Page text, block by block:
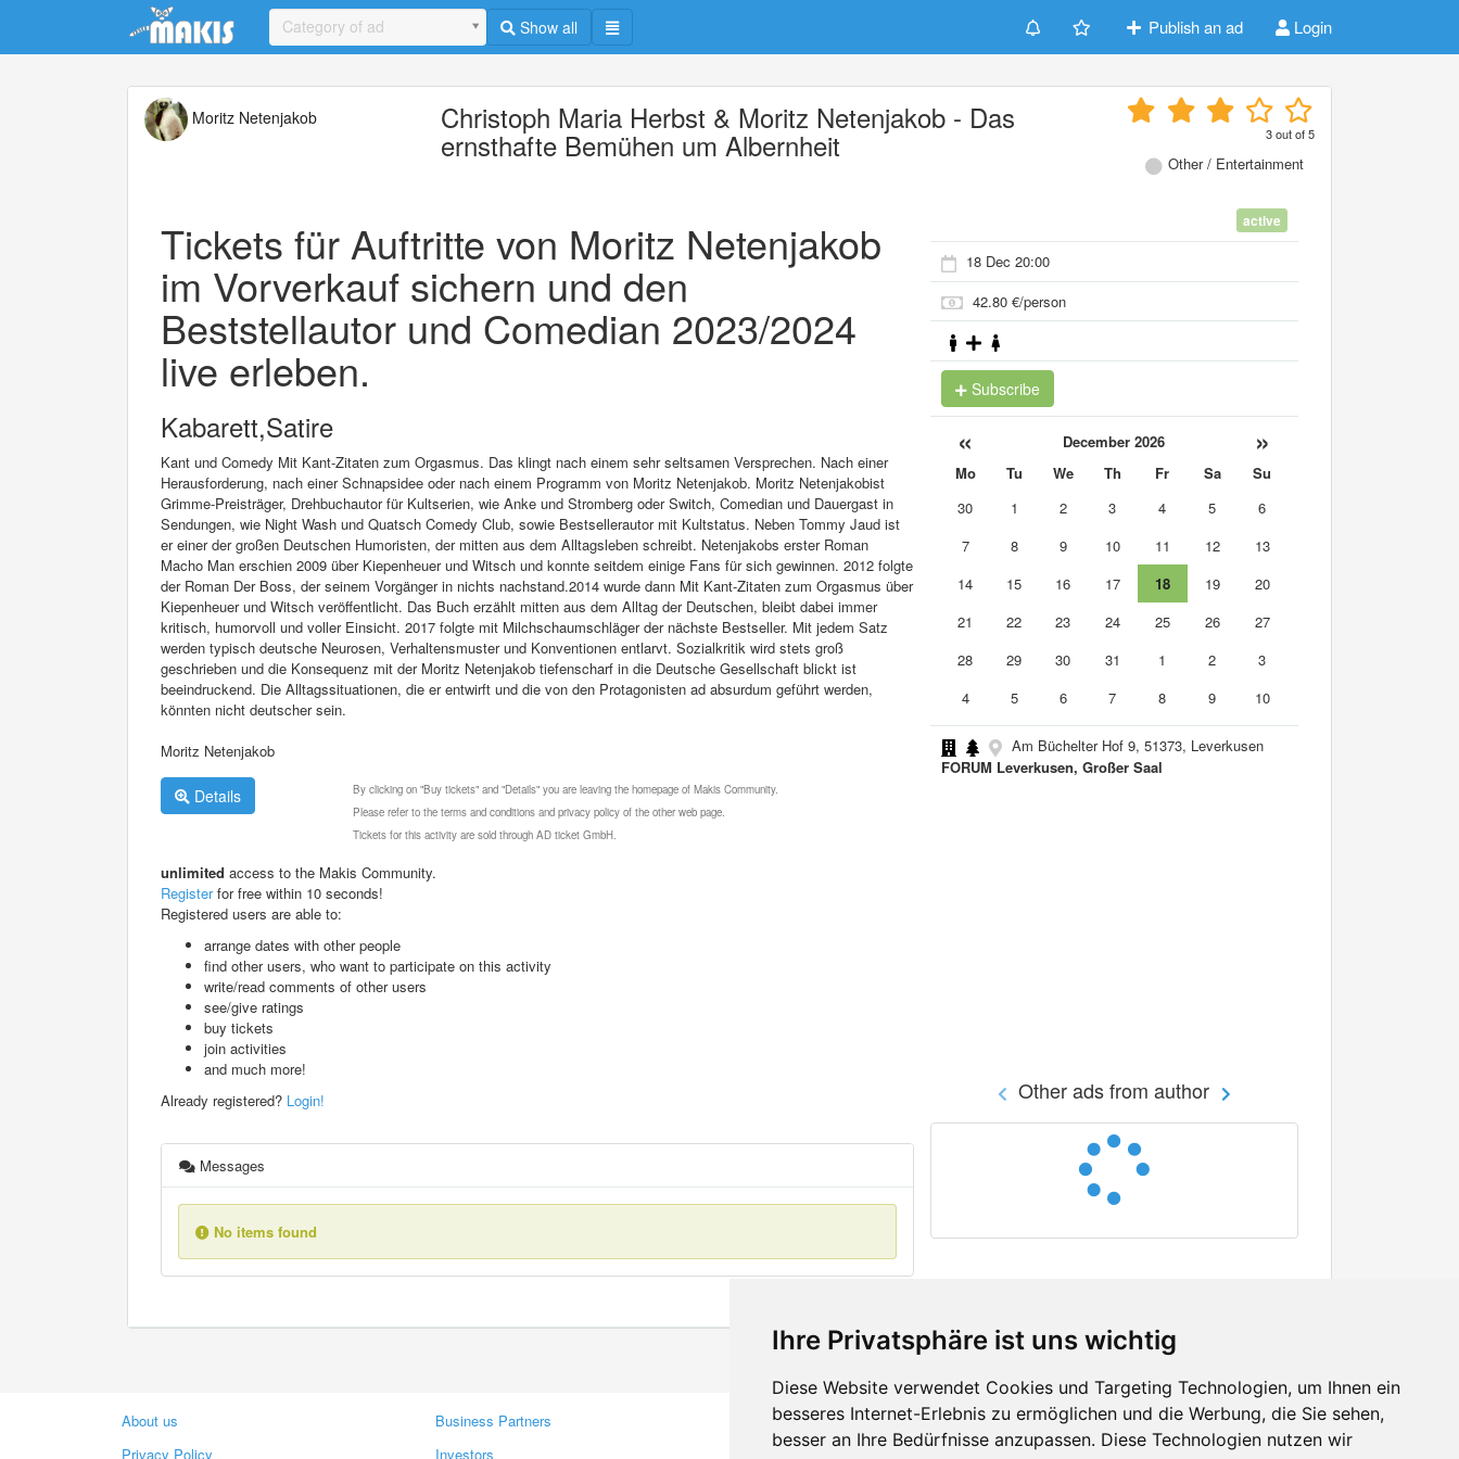
Ihre Privatsphäre ist uns wichtig
Diese Website verwendet Cookies und Targeting Technologien, um Ihnen ein
besseres Internet-Erlebnis zu ermöglichen und die Werbung, die Sie sehen,
besser an Ihre Bedürfnisse anzupassen. Diese Technologien nutzen wir
Update cookies preferences
Category of ad Show all Publish an ad Login
Moritz Netenjakob Christoph Maria Herbst & Moritz Netenjakob - Das
ernsthafte Bemühen um Albernheit 3out of5
Other / Entertainment
Tickets für Auftritte von Moritz Netenjakob
im Vorverkauf sichern und den
Beststellautor und Comedian 2023/2024
live erleben.
Kabarett,Satire
Kant und Comedy Mit Kant-Zitaten zum Orgasmus. Das klingt nach einem sehr seltsamen Versprechen. Nach einer
Herausforderung, nach einer Schnapsidee oder nach einem Programm von Moritz Netenjakob. Moritz Netenjakobist
Grimme-Preisträger, Drehbuchautor für Kultserien, wie Anke und Stromberg oder Switch, Comedian und Dauergast in
Sendungen, wie Night Wash und Quatsch Comedy Club, sowie Bestsellerautor mit Kultstatus. Neben Tommy Jaud ist
er einer der großen Deutschen Humoristen, der mitten aus dem Alltagsleben schreibt. Netenjakobs erster Roman
Macho Man erschien 2009 über Kiepenheuer und Witsch und konnte seitdem einige Fans für sich gewinnen. 2012 folgte
der Roman Der Boss, der seinem Vorgänger in nichts nachstand.2014 wurde dann Mit Kant-Zitaten zum Orgasmus über
Kiepenheuer und Witsch veröffentlicht. Das Buch erzählt mitten aus dem Alltag der Deutschen, bleibt dabei immer
kritisch, humorvoll und voller Einsicht. 2017 folgte mit Milchschaumschläger der nächste Bestseller. Mit jedem Satz
werden typisch deutsche Neurosen, Verhaltensmuster und Konventionen entlarvt. Sozialkritik wird stets groß
geschrieben und die Konsequenz mit der Moritz Netenjakob tiefenscharf in die Deutsche Gesellschaft blickt ist
beeindruckend. Die Alltagssituationen, die er entwirft und die von den Protagonisten ad absurdum geführt werden,
könnten nicht deutscher sein.
Moritz Netenjakob
Details
By clicking on "Buy tickets" and "Details" you are leaving the homepage of Makis Community.
Please refer to the terms and conditions and privacy policy of the other web page.
Tickets for this activity are sold through AD ticket GmbH.
unlimited access to the Makis Community.
Registerfor free within 10 seconds!
Registered users are able to:
arrange dates with other people
find other users, who want to participate on this activity
write/read comments of other users
see/give ratings
buy tickets
join activities
and much more!
Already registered? Login!
Messages
No items found
active
18 Dec 20:00
42.80 €/person
Subscribe
« December 2026 »
Mo Tu We Th Fr Sa
Su
30
1 2 3 4 5
6
7
8 9 10 11 12
13
14
15 16 17 18 19
20
21
22 23 24 25 26
27
28
29 30 31 1 2
3
4
5 6 7 8 9 10
Am Büchelter Hof 9, 51373, Leverkusen
FORUM Leverkusen, Großer Saal
Other ads from author
About us
Privacy Policy
Business Partners
Investors
Contacts
Feedback
Facebook
Twitter